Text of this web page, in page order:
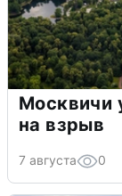
Москвичи
на взрыв
7 августа 0